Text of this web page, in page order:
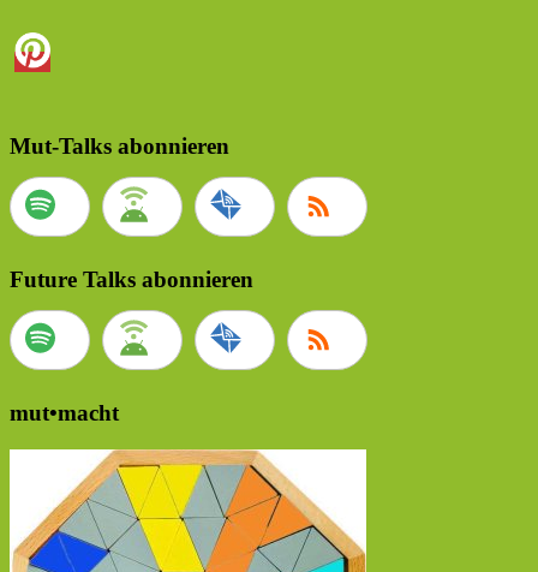
Mut-Talks abonnieren
Future Talks abonnieren
mut•macht